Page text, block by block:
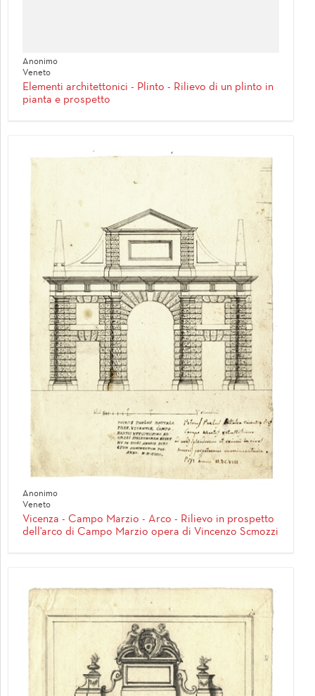
Anonimo
Veneto
Elementi architettonici - Plinto - Rilievo di un plinto in
pianta e prospetto
Anonimo
Veneto
Vicenza - Campo Marzio - Arco - Rilievo in prospetto
dell'arco di Campo Marzio opera di Vincenzo Scmozzi